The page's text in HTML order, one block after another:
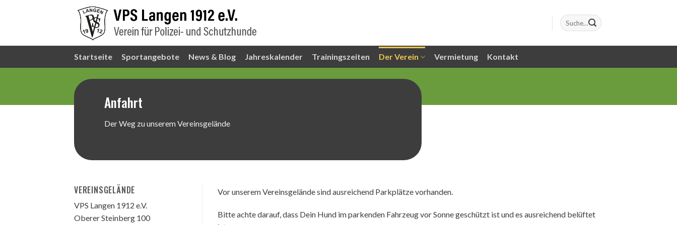
Startseite Sportangebote News & Blog Jahreskalender Trainingszeiten Der Verein Vermietung Kontakt
Anfahrt
Der Weg zu unserem Vereinsgelände
VEREINSGELÄNDE
VPS Langen 1912 e.V.
Oberer Steinberg 100
Vor unserem Vereinsgelände sind ausreichend Parkplätze vorhanden.
Bitte achte darauf, dass Dein Hund im parkenden Fahrzeug vor Sonne geschützt ist und es ausreichend belüftet